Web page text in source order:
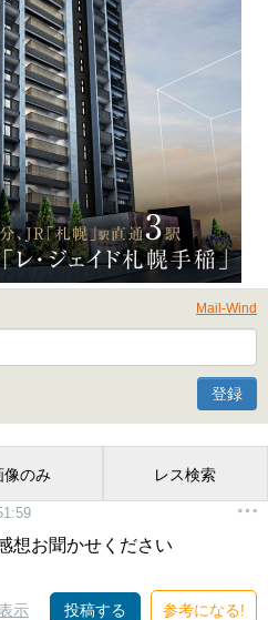
Mail-Wind
登録
像のみ レス検索
想お聞かせください
示 投稿する 参考になる!